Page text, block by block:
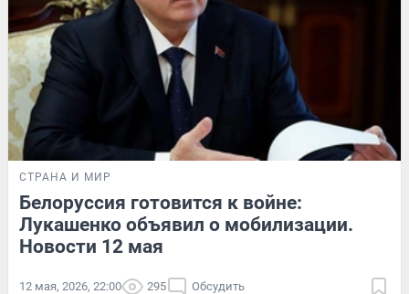
СТРАНА И МИР
Белоруссия готовится к войне:
Лукашенко объявил о мобилизации.
Новости 12 мая
12 мая, 2026, 22:00 295 Обсудить